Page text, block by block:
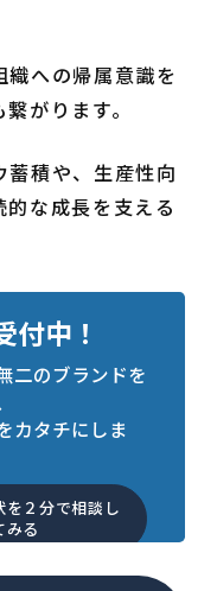
織への帰属意識を
がります。
蓄積や、生産性向
な成長を支える
付中！
二のブランドを
カタチにしま
を２分で相談し
みる